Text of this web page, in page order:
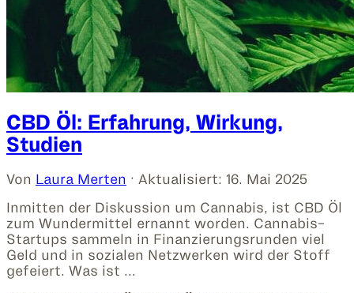
CBD Öl: Erfahrung, Wirkung,
Studien
Von Laura Merten · Aktualisiert: 16. Mai 2025
Inmitten der Diskussion um Cannabis, ist CBD Öl
zum Wundermittel ernannt worden. Cannabis-
Startups sammeln in Finanzierungsrunden viel
Geld und in sozialen Netzwerken wird der Stoff
gefeiert. Was ist …